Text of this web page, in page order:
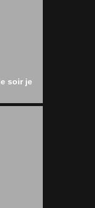
soir je